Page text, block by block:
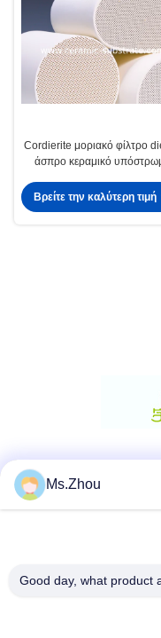
Cordierite μοριακό φίλτρο
άσπρο κεραμικό
Βρείτε την καλύτερη τιμή
Τηλεφώνημα
Ms.Zhou
Good day, what product